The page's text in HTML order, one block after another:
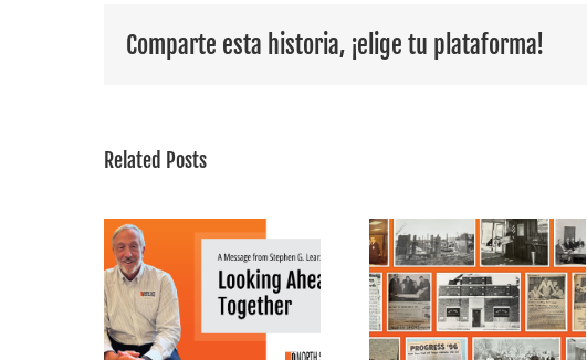
Comparte esta historia, ¡elige tu plataforma!
Related Posts
105 años de
comunidad,
compromiso y
En memoria de
Nathan Walker